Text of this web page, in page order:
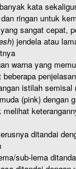
kata
ringan untuk
sangat cepat,
) jendela atau
warna yang
istilah semisal
(pink) dengan
ditandai
sub-lema